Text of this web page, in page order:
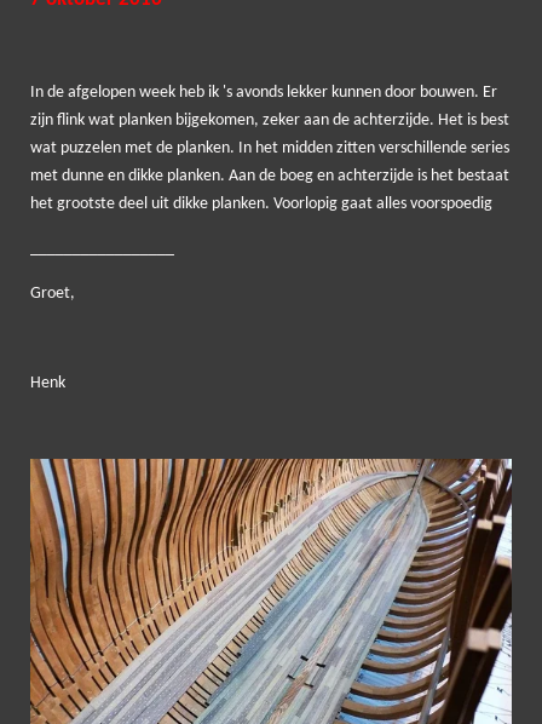
In de afgelopen week heb ik 's avonds lekker kunnen door bouwen. Er
zijn flink wat planken bijgekomen, zeker aan de achterzijde. Het is best
wat puzzelen met de planken. In het midden zitten verschillende series
met dunne en dikke planken. Aan de boeg en achterzijde is het bestaat
het grootste deel uit dikke planken. Voorlopig gaat alles voorspoedig
Groet,
Henk